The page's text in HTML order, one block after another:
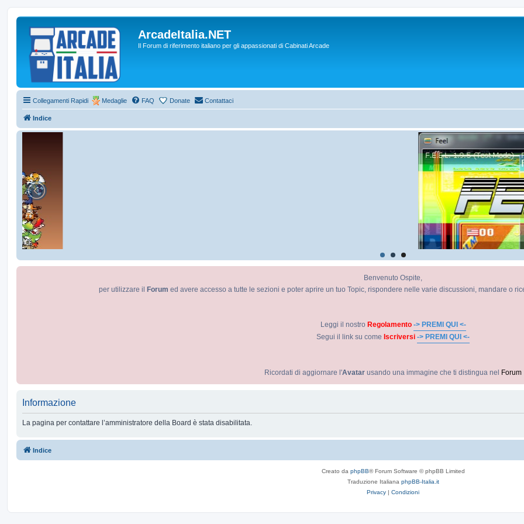
ArcadeItalia.NET
Il Forum di riferimento italiano per gli appassionati di Cabinati Arcade
Collegamenti Rapidi Medaglie FAQ Donate Contattaci
Indice
Benvenuto Ospite,
per utilizzare il
Forum ed avere accesso a tutte le sezioni e poter aprire un tuo Topic, rispondere nelle varie discussioni, mandare o
Leggi il nostro Regolamento -> PREMI QUI <-
Segui il link su come Iscriversi -> PREMI QUI <-
Ricordati di aggiornare l'Avatar usando una immagine che ti distingua nel Forum
Informazione
La pagina per contattare l’amministratore della Board è stata disabilitata.
Indice
Creato da phpBB® Forum Software © phpBB Limited
Traduzione Italiana phpBB-Italia.it
Privacy | Condizioni